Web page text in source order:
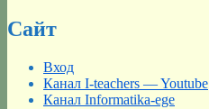
Сайт
Вход
Канал I-teachers — Youtube
Канал Informatika-ege